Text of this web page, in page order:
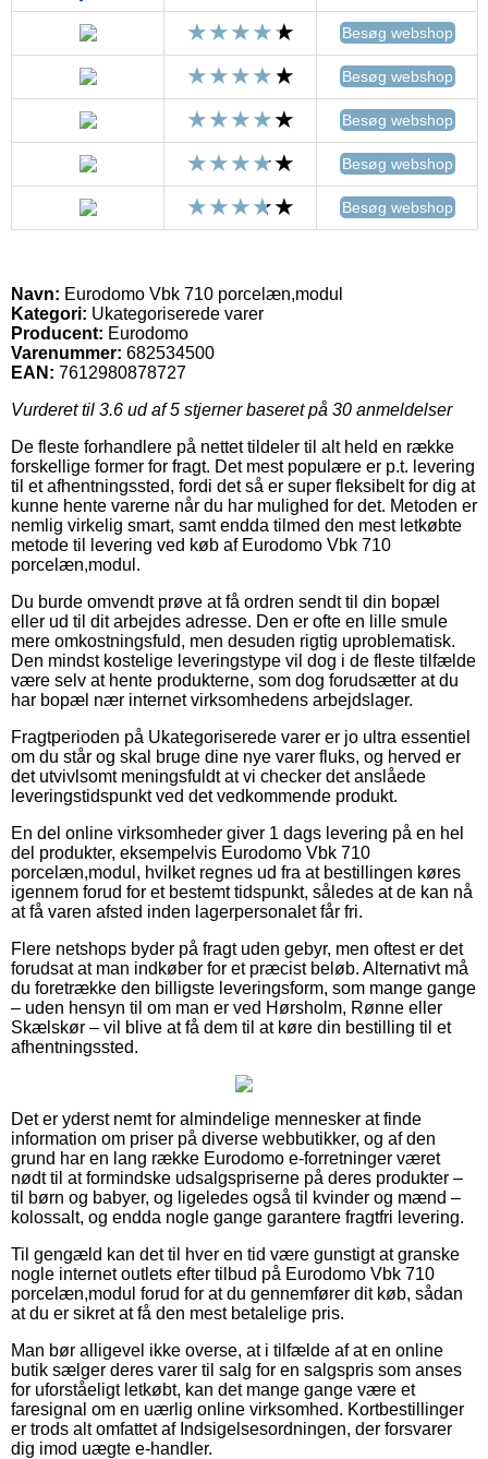
Besøg webshop
Besøg webshop
Besøg webshop
Besøg webshop
Besøg webshop
Navn: Eurodomo Vbk 710 porcelæn,modul
Kategori: Ukategoriserede varer
Producent: Eurodomo
Varenummer: 682534500
EAN: 7612980878727
Vurderet til 3.6 ud af 5 stjerner baseret på 30 anmeldelser
De fleste forhandlere på nettet tildeler til alt held en række
forskellige former for fragt. Det mest populære er p.t. levering
til et afhentningssted, fordi det så er super fleksibelt for dig at
kunne hente varerne når du har mulighed for det. Metoden er
nemlig virkelig smart, samt endda tilmed den mest letkøbte
metode til levering ved køb af Eurodomo Vbk 710
porcelæn,modul.
Du burde omvendt prøve at få ordren sendt til din bopæl
eller ud til dit arbejdes adresse. Den er ofte en lille smule
mere omkostningsfuld, men desuden rigtig uproblematisk.
Den mindst kostelige leveringstype vil dog i de fleste tilfælde
være selv at hente produkterne, som dog forudsætter at du
har bopæl nær internet virksomhedens arbejdslager.
Fragtperioden på Ukategoriserede varer er jo ultra essentiel
om du står og skal bruge dine nye varer fluks, og herved er
det utvivlsomt meningsfuldt at vi checker det anslåede
leveringstidspunkt ved det vedkommende produkt.
En del online virksomheder giver 1 dags levering på en hel
del produkter, eksempelvis Eurodomo Vbk 710
porcelæn,modul, hvilket regnes ud fra at bestillingen køres
igennem forud for et bestemt tidspunkt, således at de kan nå
at få varen afsted inden lagerpersonalet får fri.
Flere netshops byder på fragt uden gebyr, men oftest er det
forudsat at man indkøber for et præcist beløb. Alternativt må
du foretrække den billigste leveringsform, som mange gange
– uden hensyn til om man er ved Hørsholm, Rønne eller
Skælskør – vil blive at få dem til at køre din bestilling til et
afhentningssted.
Det er yderst nemt for almindelige mennesker at finde
information om priser på diverse webbutikker, og af den
grund har en lang række Eurodomo e-forretninger været
nødt til at formindske udsalgspriserne på deres produkter –
til børn og babyer, og ligeledes også til kvinder og mænd –
kolossalt, og endda nogle gange garantere fragtfri levering.
Til gengæld kan det til hver en tid være gunstigt at granske
nogle internet outlets efter tilbud på Eurodomo Vbk 710
porcelæn,modul forud for at du gennemfører dit køb, sådan
at du er sikret at få den mest betalelige pris.
Man bør alligevel ikke overse, at i tilfælde af at en online
butik sælger deres varer til salg for en salgspris som anses
for uforståeligt letkøbt, kan det mange gange være et
faresignal om en uærlig online virksomhed. Kortbestillinger
er trods alt omfattet af Indsigelsesordningen, der forsvarer
dig imod uægte e-handler.